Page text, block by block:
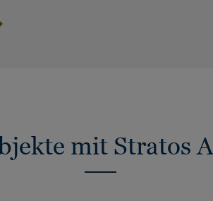
mit Stratos